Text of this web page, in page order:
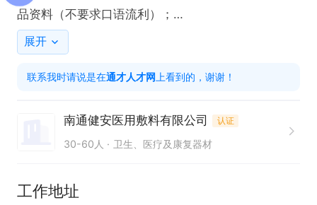
品资料（不要求口语流利）；
6. 熟练使用Office办公软件（Word、Excel、PP
7. 工作细致、有责任心，具备良好的沟通与协作能
8. 对外贸流程或医用敷料产品有一定了解者优先，但
欢迎无经验新人投递；
只需两步，轻松找工作：1、先点击投简历；2、再打
展开
联系我时请说是在通才人才网 上看到的，谢谢！
南通健安医用敷料有限公司 认证
30-60人 卫生、医疗及康复器材
工作地址